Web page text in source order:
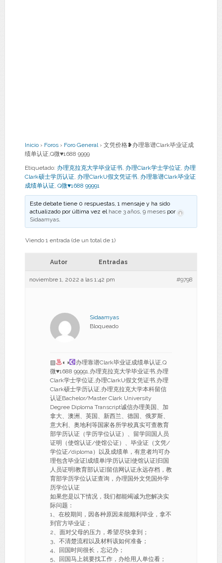
Inicio › Foros › Foro General › 文凭价格❥办理靠谱Clark毕业证成
绩单认证,Q微♥1688 9999
Etiquetado: 办理克拉克大学毕业证书, 办理Clark学士学位证, 办理
Clark硕士学历认证, 办理ClarkU假文凭证书, 办理靠谱Clark毕业证
成绩单认证, Q微♥1688 99991
Este debate tiene 0 respuestas, 1 mensaje y ha sido
actualizado por última vez el hace 3 años, 9 meses por
Sidaamyas.
Viendo 1 entrada (de un total de 1)
Autor Entradas
noviembre 1, 2022 a las 1:42 pm #9798
Sidaamyas
Bloqueado
▨ ◐◑
办理靠谱Clark毕业证成绩单认证,Q
微♥1688 99991,办理克拉克大学毕业证书,办理
Clark学士学位证,办理ClarkU假文凭证书,办理
Clark硕士学历认证,办理克拉克大学本科留信
认证Bachelor/Master Clark University
Degree Diploma Transcript诚信办理美国、加
拿大、澳洲、英国、新西兰、德国、俄罗斯、
意大利、奥地利等国家各所学校真实可查教育
部学历认证（学历学位认证）、留学回国人员
证明（使馆认证/使馆公证）、毕业证（文凭/
学位证/diploma）以及成绩单，有意者均可办
理包含毕业证|成绩单|学历认证|使馆认证|归国
人员证明|教育部认证|留信网认证永远存档，教
育部学历学位认证查询，办理国外文凭国外学
历学位认证
如果您是以下情况，我们都能竭诚为您解决实
际问题：
1、在校期间，因各种原因未能顺利毕业，拿不
到官方毕业证；
2、面对父母的压力，希望尽快拿到；
3、不清楚流程以及材料该如何准备；
4、回国时间很长，忘记办；
5、回国马上就要找工作，办给用人单位看；